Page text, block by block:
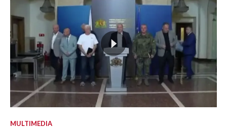
MULTIMEDIA